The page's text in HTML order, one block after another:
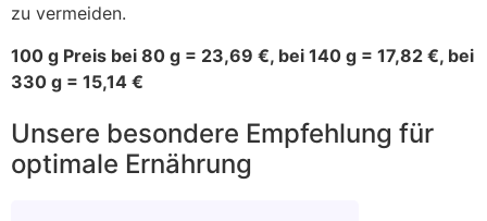
zu vermeiden.
100 g Preis bei 80 g = 23,69 €, bei 140 g = 17,82 €, bei
330 g = 15,14 €
Unsere besondere Empfehlung für
optimale Ernährung